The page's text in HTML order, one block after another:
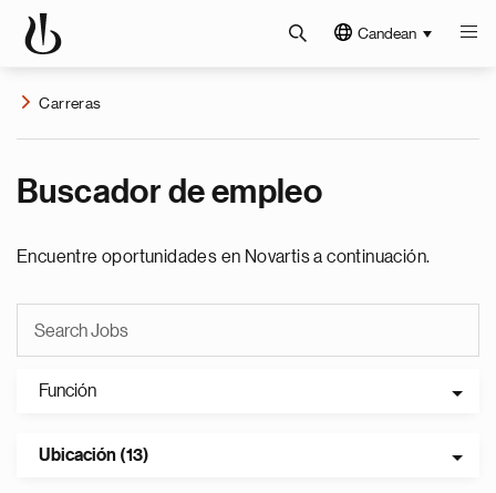
Candean
Carreras
Buscador de empleo
Encuentre oportunidades en Novartis a continuación.
Función
Ubicación (13)